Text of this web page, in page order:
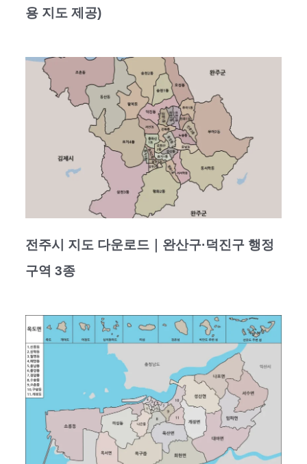
용 지도 제공)
전주시 지도 다운로드｜완산구·덕진구 행정
구역 3종